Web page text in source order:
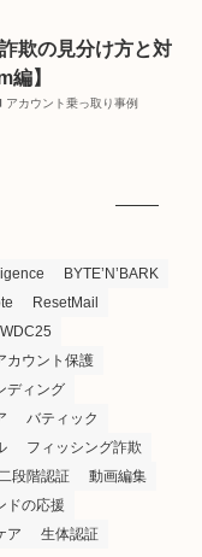
欺の見分け方と対
】
アカウント乗っ取り事例
BYTE’N’BARK
ResetMail
カウント保護
ディング
バティック
フィッシング詐欺
段階認証
動画編集
ドの応援
ア
生体認証